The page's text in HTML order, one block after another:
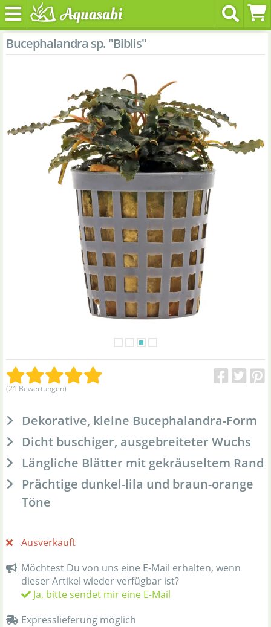
Bucephalandra sp. "Biblis"
(21 Bewertungen)
Dekorative, kleine Bucephalandra-Form
Dicht buschiger, ausgebreiteter Wuchs
Längliche Blätter mit gekräuseltem Rand
Prächtige dunkel-lila und braun-orange
Töne
Ausverkauft
Möchtest Du von uns eine E-Mail erhalten, wenn
dieser Artikel wieder verfügbar ist?
Ja, bitte sendet mir eine E-Mail
Expresslieferung möglich